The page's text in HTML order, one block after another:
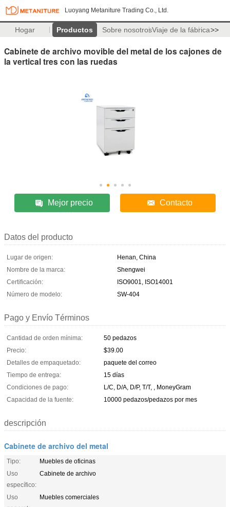
Luoyang Metaniture Trading Co., Ltd.
Hogar Productos Sobre nosotrosViaje de la fábrica>>
Cabinete de archivo movible del metal de los cajones de
la vertical tres con las ruedas
Mejor precio Contacto
Datos del producto
Lugar de origen:
Henan, China
Nombre de la marca:
Shengwei
Certificación:
ISO9001, ISO14001
Número de modelo:
SW-404
Pago y Envío Términos
Cantidad de orden mínima:
50 pedazos
Precio:
$39.00
Detalles de empaquetado:
paquete del correo
Tiempo de entrega:
15 días
Condiciones de pago:
L/C, D/A, D/P, T/T, , MoneyGram
Capacidad de la fuente:
10000 pedazos/pedazos por mes
descripción
Cabinete de archivo del metal
Tipo:
Muebles de oficinas
Uso
específico:
Cabinete de archivo
Uso
Muebles comerciales